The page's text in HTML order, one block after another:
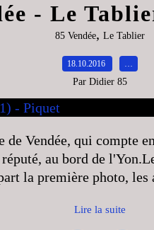
- Le
85 Vendée, Le Tablier
18.10.2016 …
Par Didier 85
de Vendée, qui compte
au bord de
la première photo, les
Lire la suite